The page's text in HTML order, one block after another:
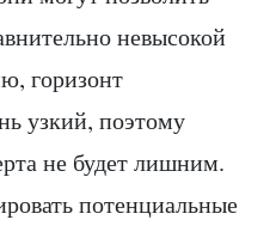
невысокой
горизонт
узкий, поэтому
не будет лишним.
потенциальные